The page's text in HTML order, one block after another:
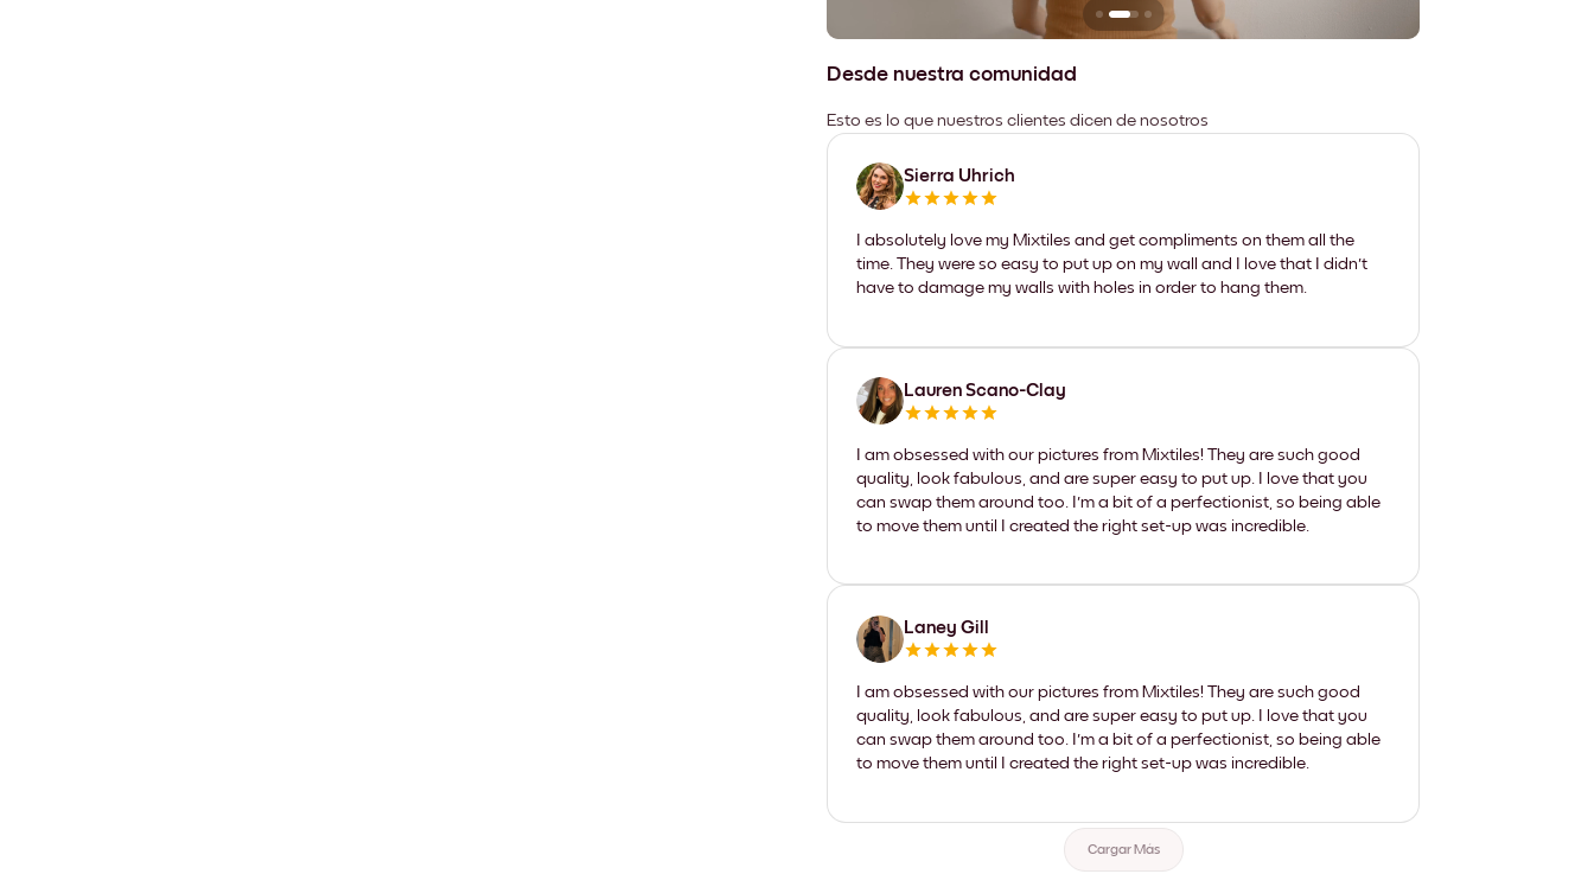
Desde nuestra comunidad
Esto es lo que nuestros clientes dicen de nosotros
Sierra Uhrich
I absolutely love my Mixtiles and get compliments on them all the
time. They were so easy to put up on my wall and I love that I didn't
have to damage my walls with holes in order to hang them.
Lauren Scano-Clay
I am obsessed with our pictures from Mixtiles! They are such good
quality, look fabulous, and are super easy to put up. I love that you
can swap them around too. I'm a bit of a perfectionist, so being able
to move them until I created the right set-up was incredible.
Laney Gill
I am obsessed with our pictures from Mixtiles! They are such good
quality, look fabulous, and are super easy to put up. I love that you
can swap them around too. I'm a bit of a perfectionist, so being able
to move them until I created the right set-up was incredible.
Cargar Más